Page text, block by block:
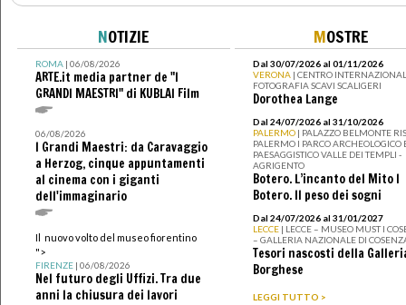
NOTIZIE
ROMA| 06/08/2026
ARTE.it media partner de "I
GRANDI MAESTRI" di KUBLAI Film
06/08/2026
I Grandi Maestri: da Caravaggio
a Herzog, cinque appuntamenti
al cinema con i giganti
dell'immaginario
Il nuovo volto del museo fiorentino
">
FIRENZE| 06/08/2026
Nel futuro degli Uffizi. Tra due
anni la chiusura dei lavori
MOSTRE
Dal 30/07/2026 al 01/11/2026
VERONA | CENTRO
FOTOGRAFIA SCAVI SCALIGERI
Dorothea Lange
Dal 24/07/2026 al 31/10/2026
PALERMO | PALAZZO BELMONTE
PALERMO I PARCO ARCHEOLOGICO
PAESAGGISTICO VALLE DEI TEMPLI -
AGRIGENTO
Botero. L’incanto del Mito I
Botero. Il peso dei sogni
Dal 24/07/2026 al 31/01/2027
LECCE | LECCE – MUSEO MUST I
– GALLERIA NAZIONALE DI
Tesori nascosti della
Borghese
LEGGI TUTTO >